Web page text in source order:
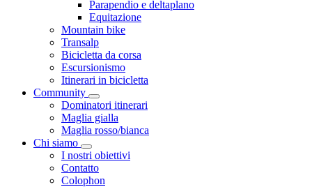
Parapendio e deltaplano
Equitazione
Mountain bike
Transalp
Bicicletta da corsa
Escursionismo
Itinerari in bicicletta
Community
Dominatori itinerari
Maglia gialla
Maglia rosso/bianca
Chi siamo
I nostri obiettivi
Contatto
Colophon